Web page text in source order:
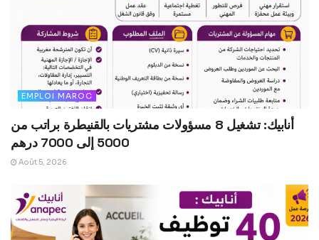
EMPLOI MAROC
أنابيك: تشغيل 8 مسؤولات مشتريات بالقنيطرة براتب من
5000 إلى 7000 درهم
Août 5, 2026